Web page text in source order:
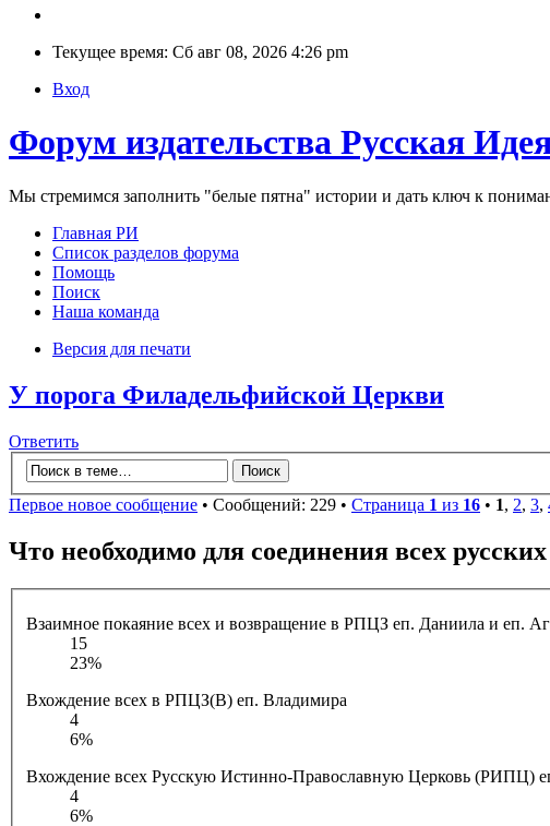
Текущее время: Сб авг 08, 2026 4:26 pm
Вход
Форум издательства Русская
Мы стремимся заполнить "белые пятна" истории и дать ключ к
Главная РИ
Список разделов форума
Помощь
Поиск
Наша команда
Версия для печати
У порога Филадельфийской Церкви
Ответить
Первое новое сообщение • Сообщений: 229 • Страница 1 из 16 • 1, 2, 3,
Что необходимо для соединения всех
Взаимное покаяние всех и возвращение в РПЦЗ еп. Даниила и еп.
15
23%
Вхождение всех в РПЦЗ(В) еп. Владимира
4
6%
Вхождение всех Русскую Истинно-Православную Церковь (РИПЦ)
4
6%